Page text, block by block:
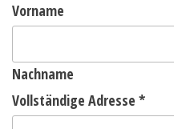
Vorname
Nachname
Vollständige Adresse *